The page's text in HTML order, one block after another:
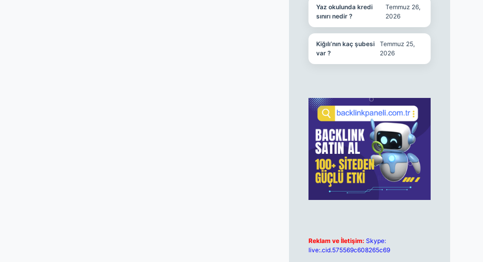
Yaz okulunda kredi
sınırı nedir ?
Temmuz 26,
2026
Kiğılı’nın kaç şubesi
var ?
Temmuz 25,
2026
Reklam ve İletişim: Skype:
live:.cid.575569c608265c69